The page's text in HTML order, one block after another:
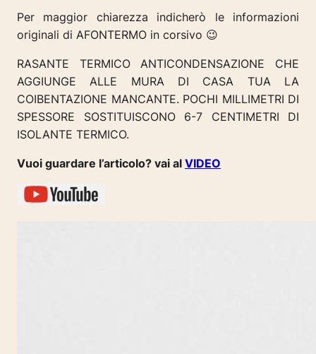
Per maggior chiarezza indicherò le informazioni
originali di AFONTERMO in corsivo 😉
RASANTE TERMICO ANTICONDENSAZIONE CHE
AGGIUNGE ALLE MURA DI CASA TUA LA
COIBENTAZIONE MANCANTE. POCHI MILLIMETRI DI
SPESSORE SOSTITUISCONO 6-7 CENTIMETRI
DI
ISOLANTE TERMICO.
Vuoi guardare l’articolo? vai al VIDEO